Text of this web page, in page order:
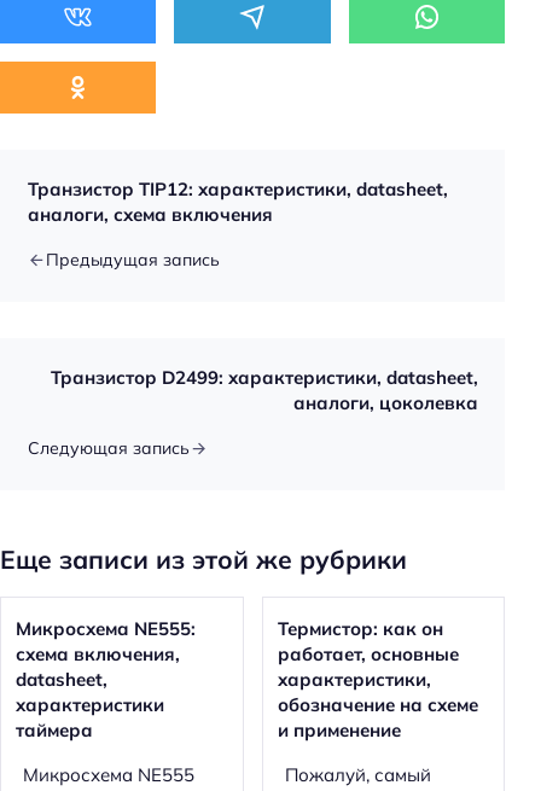
Транзистор TIP12: характеристики, datasheet,
аналоги, схема включения
Предыдущая запись
Транзистор D2499: характеристики, datasheet,
аналоги, цоколевка
Следующая запись
Еще записи из этой же рубрики
Микросхема NE555:
схема включения,
datasheet,
характеристики
таймера
Микросхема NE555
Термистор: как он
работает, основные
характеристики,
обозначение на схеме
и применение
Пожалуй, самый